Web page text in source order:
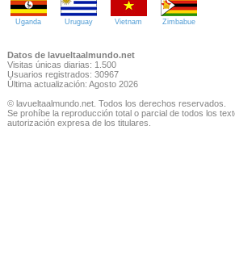
Uganda Uruguay Vietnam Zimbabue
Datos de lavueltaalmundo.net
Visitas únicas diarias: 1.500
Usuarios registrados: 30967
Última actualización: Agosto 2026
© lavueltaalmundo.net. Todos los derechos reservados.
Se prohíbe la reproducción total o parcial de todos los
autorización expresa de los titulares.